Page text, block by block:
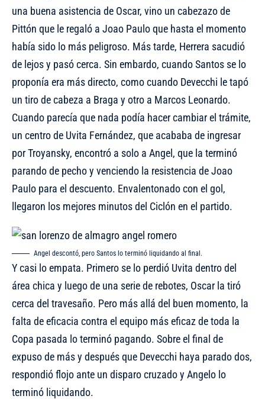
una buena asistencia de Oscar, vino un cabezazo de
Pittón que le regaló a Joao Paulo que hasta el momento
había sido lo más peligroso. Más tarde, Herrera sacudió
de lejos y pasó cerca. Sin embardo, cuando Santos se lo
proponía era más directo, como cuando Devecchi le tapó
un tiro de cabeza a Braga y otro a Marcos Leonardo.
Cuando parecía que nada podía hacer cambiar el trámite,
un centro de Uvita Fernández, que acababa de ingresar
por Troyansky, encontró a solo a Angel, que la terminó
parando de pecho y venciendo la resistencia de Joao
Paulo para el descuento. Envalentonado con el gol,
llegaron los mejores minutos del Ciclón en el partido.
Angel descontó, pero Santos lo terminó liquidando al final.
Y casi lo empata. Primero se lo perdió Uvita dentro del
área chica y luego de una serie de rebotes, Oscar la tiró
cerca del travesaño. Pero más allá del buen momento, la
falta de eficacia contra el equipo más eficaz de toda la
Copa pasada lo terminó pagando. Sobre el final de
expuso de más y después que Devecchi haya parado dos,
respondió flojo ante un disparo cruzado y Angelo lo
terminó liquidando.